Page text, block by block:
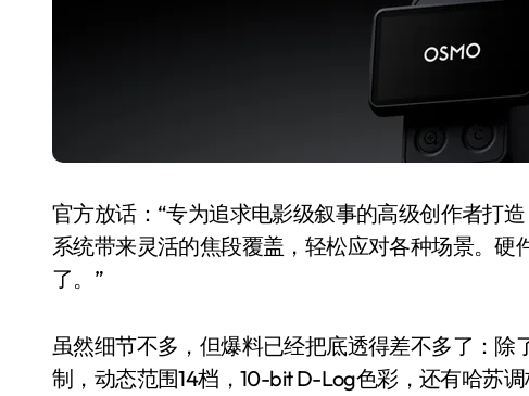
复古玩家狂喜：Anbernic第三次复刻GBA
Xbox 360 游戏终于要登 PC，光盘党也能“
AirTag 新版到底香不香？一篇帮你避坑+种
净利润暴跌7.7%，苏泊尔开始靠“擦边”续
官方放话：“专为追求电影级叙事的高级创作者打
系统带来灵活的焦段覆盖，轻松应对各种场景。
了。”
虽然细节不多，但爆料已经把底透得差不多了：除
制，动态范围14档，10-bit D-Log色彩，还有哈苏